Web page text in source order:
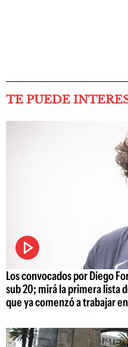
TE PUEDE
Los convocados por Diego
sub 20; mirá la primera lista
que ya comenzó a trabajar